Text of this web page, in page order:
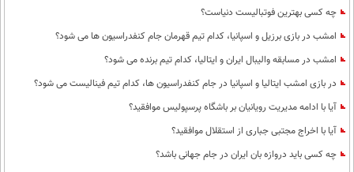
چه کسی بهترین فوتبالیست دنیاست؟
امشب در بازی برزیل و اسپانیا، کدام تیم قهرمان جام کنفدراسیون ها می شود؟
امشب در مسابقه والیبال ایران و ایتالیا، کدام تیم برنده می شود؟
در بازی امشب ایتالیا و اسپانیا در جام کنفدراسیون ها، کدام تیم فینالیست می شود؟
آیا با ادامه مدیریت رویانیان بر باشگاه پرسپولیس موافقید؟
آیا با اخراج مجتبی جباری از استقلال موافقید؟
چه کسی باید دروازه بان ایران در جام جهانی باشد؟